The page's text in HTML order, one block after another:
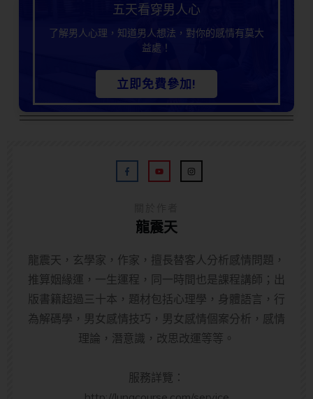
五天看穿男人心
了解男人心理，知道男人想法，對你的感情有莫大
益處！
立即免費參加!
龍震天
龍震天，玄學家，作家，擅長替客人分析感情問題，
推算姻緣運，一生運程，同一時間也是課程講師；出
版書籍超過三十本，題材包括心理學，身體語言，行
為解碼學，男女感情技巧，男女感情個案分析，感情
理論，潛意識，改思改運等等。
服務詳覽：